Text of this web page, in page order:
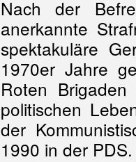
Nach der
anerkannte
spektakuläre
1970er Jahre
Roten
politischen
der
1990 in der